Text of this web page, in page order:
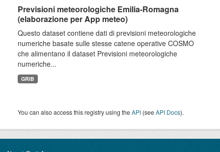
Previsioni meteorologiche Emilia-Romagna
(elaborazione per App meteo)
Questo dataset contiene dati di previsioni meteorologiche
numeriche basate sulle stesse catene operative COSMO
che alimentano il dataset Previsioni meteorologiche
numeriche...
GRIB
You can also access this registry using theAPI (seeAPI Docs).